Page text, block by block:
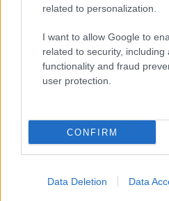
related to personalization.
I want to allow Google to
related to security, including
functionality and fraud
user protection.
CONFIRM
Data Deletion Data
Μουσική εκδήλωση στη Μονή
Αγράμπελα